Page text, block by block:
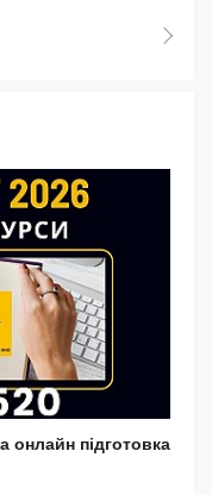
онлайн підготовка